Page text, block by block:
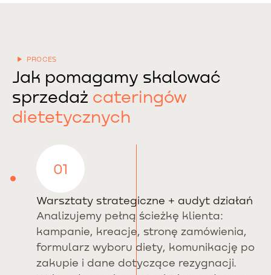
PROCES
Jak pomagamy skalować
sprzedaż cateringów
dietetycznych
01
Warsztaty strategiczne + audyt działań
Analizujemy pełną ścieżkę klienta:
kampanie, kreacje, stronę zamówienia,
formularz wyboru diety, komunikację po
zakupie i dane dotyczące rezygnacji.